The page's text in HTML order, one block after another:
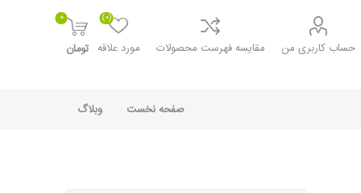
حساب کاربری من مقایسه فهرست محصولات مورد علاقه
(0)
0
تومان
صفحه نخست وبلاگ